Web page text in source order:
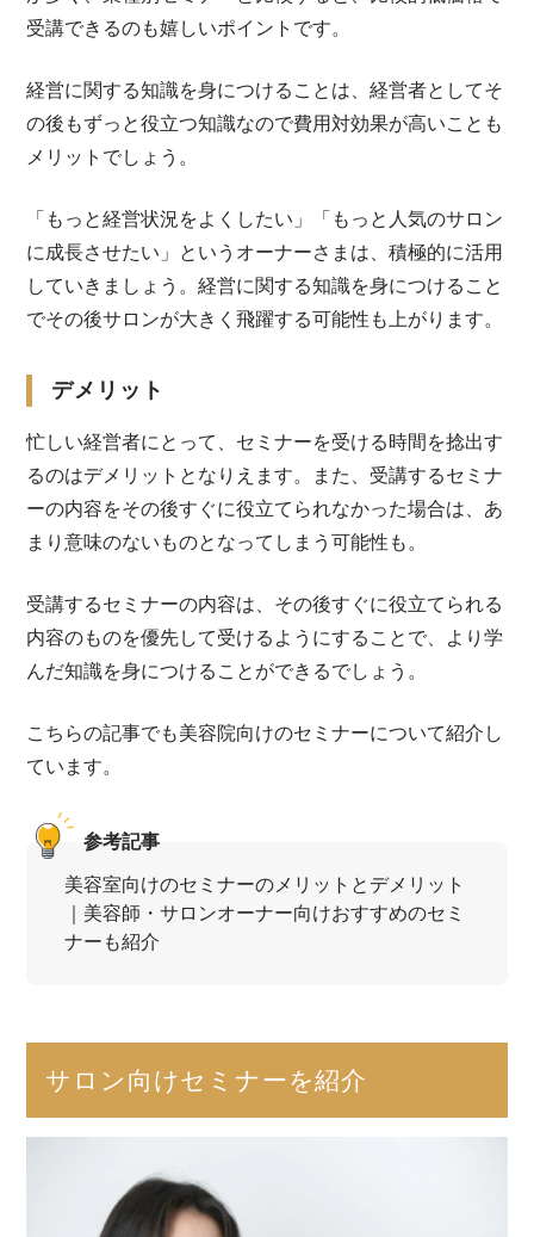
受講できるのも嬉しいポイントです。
経営に関する知識を身につけることは、経営者としてそ
の後もずっと役立つ知識なので費用対効果が高いことも
メリットでしょう。
「もっと経営状況をよくしたい」「もっと人気のサロン
に成長させたい」というオーナーさまは、積極的に活用
していきましょう。経営に関する知識を身につけること
でその後サロンが大きく飛躍する可能性も上がります。
デメリット
忙しい経営者にとって、セミナーを受ける時間を捻出す
るのはデメリットとなりえます。また、受講するセミナ
ーの内容をその後すぐに役立てられなかった場合は、あ
まり意味のないものとなってしまう可能性も。
受講するセミナーの内容は、その後すぐに役立てられる
内容のものを優先して受けるようにすることで、より学
んだ知識を身につけることができるでしょう。
こちらの記事でも美容院向けのセミナーについて紹介し
ています。
参考記事
美容室向けのセミナーのメリットとデメリット
｜美容師・サロンオーナー向けおすすめのセミ
ナーも紹介
サロン向けセミナーを紹介